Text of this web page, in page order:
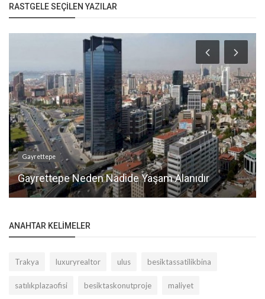
RASTGELE SEÇILEN YAZILAR
Gayrettepe
Gayrettepe Neden Nadide Yaşam Alanıdır
ANAHTAR KELIMELER
Trakya luxuryrealtor ulus besiktassatilikbina
satılıkplazaofisi besiktaskonutproje maliyet